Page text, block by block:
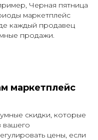
Черная пятница
маркетплейс
каждый продавец
продажи.
маркетплейс
скидки, которые
вашего
цены, если